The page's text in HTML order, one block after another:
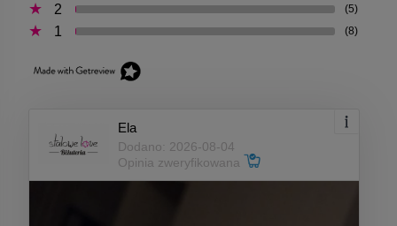
2 (5)
1 (8)
Ela
Dodano: 2026-08-04
Opinia zweryfikowana